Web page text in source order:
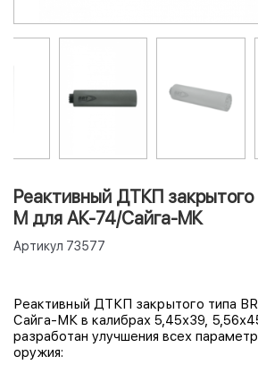
Реактивный ДТКП закрытого
М для АК-74/Сайга-МК
Артикул 73577
Реактивный ДТКП закрытого типа
Сайга-МК в калибрах 5,45х39,
разработан улучшения всех
оружия: